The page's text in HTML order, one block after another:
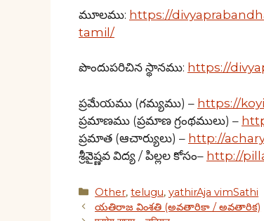
మూలము: https://
tamil/
పొందుపరిచిన స్థానము: https://
ప్రమేయము (గమ్యము) – https://
ప్రమాణము (ప్రమాణ గ్రంథములు) –
ప్రమాత (ఆచార్యులు) – http://
శ్రీవైష్ణవ విద్య / పిల్లల కోసం– http://
Categories
Other,telugu,yathirAja vimSathi
యతిరాజ వింశతి (అవతారికా / అవతారిక)